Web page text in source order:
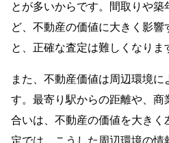
とが多いからです。間取りや
ど、不動産の価値に大きく影響
と、正確な査定は難しくなりま
また、不動産価値は周辺環境に
す。最寄り駅からの距離や、
合いは、不動産の価値を大きく